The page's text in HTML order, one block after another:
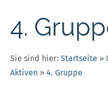
4.
Sie sind hier: Startseite »
Aktiven » 4. Gruppe